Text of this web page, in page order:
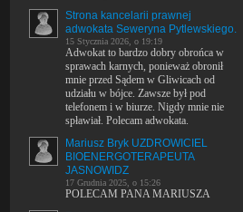
Strona kancelarii prawnej
adwokata Seweryna Pytlewskiego.
15 Stycznia 2026, o 19:19
Adwokat to bardzo dobry obrońca w
sprawach karnych, ponieważ obronił
mnie przed Sądem w Gliwicach od
udziału w bójce. Zawsze był pod
telefonem i w biurze. Nigdy mnie nie
spławiał. Polecam adwokata.
Mariusz Bryk UZDROWICIEL
BIOENERGOTERAPEUTA
JASNOWIDZ
17 Grudnia 2025, o 15:26
POLECAM PANA MARIUSZA